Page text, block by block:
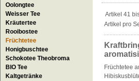
Oolongtee
Weisser Tee
Kräutertee
Rooibostee
Früchtetee
Honigbuschtee
Schokotee Theobroma
BIO Tee
Kaltgetränke
Artikel 41
Artikel pro
Früchtetee